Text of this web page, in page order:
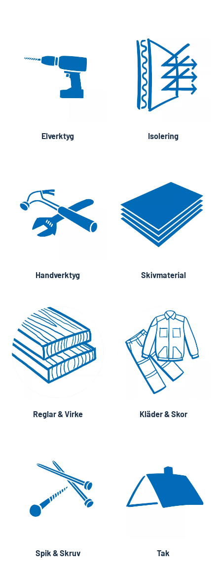
Elverktyg Isolering
Handverktyg Skivmaterial
Reglar & Virke Kläder & Skor
Spik & Skruv Tak